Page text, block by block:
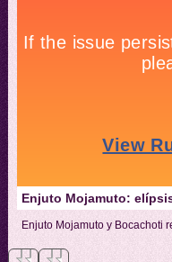
Enjuto Mojamuto:
Enjuto Mojamuto y Bocachoti